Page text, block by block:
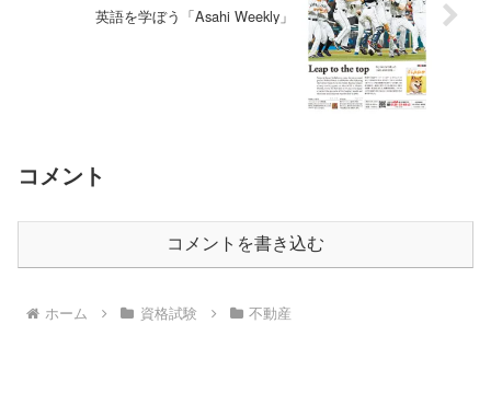
英語を学ぼう「Asahi Weekly」
コメント
コメントを書き込む
ホーム 資格試験 不動産